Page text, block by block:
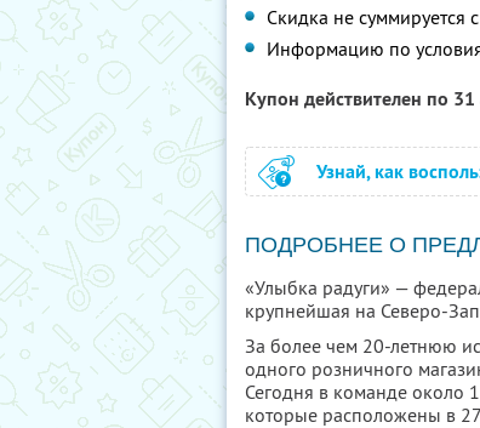
Скидка не
Информацию по
Купон действителен по
Узнай, как
ПОДРОБНЕЕ О
«Улыбка радуги» —
крупнейшая на Северо-
За более чем 20-летнюю
одного розничного
Сегодня в команде около
которые расположены в